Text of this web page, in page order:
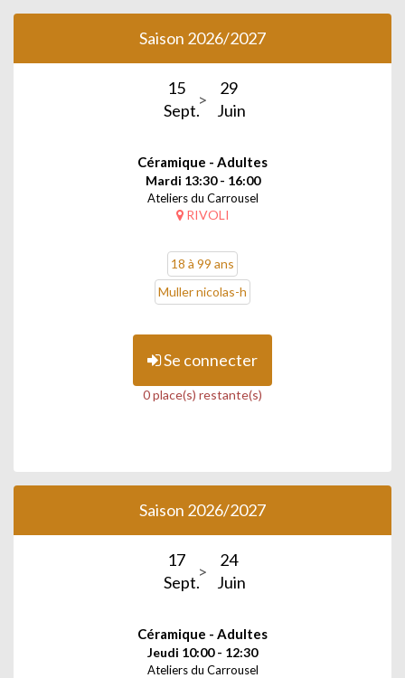
Saison 2026/2027
15
Sept.
29
Juin
Céramique - Adultes
Mardi 13:30 - 16:00
Ateliers du Carrousel
RIVOLI
18 à 99 ans
Muller nicolas-h
Se connecter
0 place(s) restante(s)
Saison 2026/2027
17
Sept.
24
Juin
Céramique - Adultes
Jeudi 10:00 - 12:30
Ateliers du Carrousel